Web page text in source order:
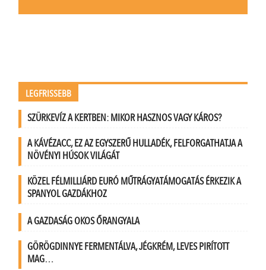
LEGFRISSEBB
SZÜRKEVÍZ A KERTBEN: MIKOR HASZNOS VAGY KÁROS?
A KÁVÉZACC, EZ AZ EGYSZERŰ HULLADÉK, FELFORGATHATJA A
NÖVÉNYI HÚSOK VILÁGÁT
KÖZEL FÉLMILLIÁRD EURÓ MŰTRÁGYATÁMOGATÁS ÉRKEZIK A
SPANYOL GAZDÁKHOZ
A GAZDASÁG OKOS ŐRANGYALA
GÖRÖGDINNYE FERMENTÁLVA, JÉGKRÉM, LEVES PIRÍTOTT
MAG…